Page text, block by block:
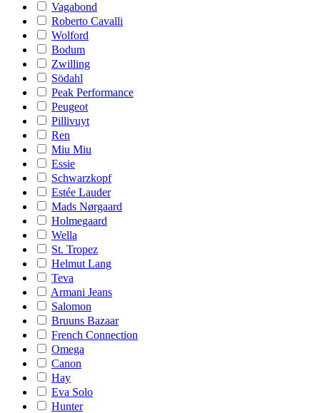
Vagabond
Roberto Cavalli
Wolford
Bodum
Zwilling
Södahl
Peak Performance
Peugeot
Pillivuyt
Ren
Miu Miu
Essie
Schwarzkopf
Estée Lauder
Mads Nørgaard
Holmegaard
Wella
St. Tropez
Helmut Lang
Teva
Armani Jeans
Salomon
Bruuns Bazaar
French Connection
Omega
Canon
Hay
Eva Solo
Hunter